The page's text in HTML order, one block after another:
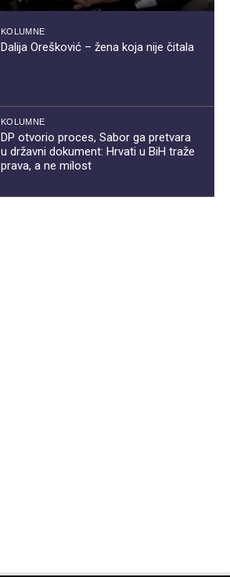
KOLUMNE
Dalija Orešković – žena koja nije čitala
KOLUMNE
DP otvorio proces, Sabor ga pretvara
u državni dokument: Hrvati u BiH traže
prava, a ne milost